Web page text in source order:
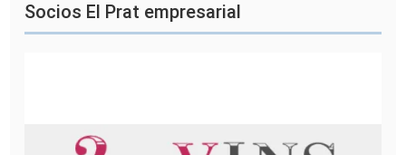
Socios El Prat empresarial